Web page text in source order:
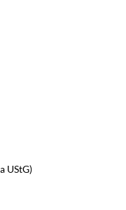
UStG)